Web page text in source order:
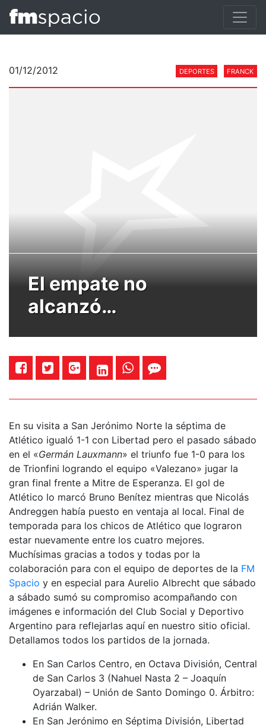
01/12/2012 DEPORTES FRANCK
El empate no
alcanzó…
En su visita a San Jerónimo Norte la séptima de
Atlético igualó 1-1 con Libertad pero el pasado sábado
en el «Germán Lauxmann» el triunfo fue 1-0 para los
de Trionfini logrando el equipo «Valezano» jugar la
gran final frente a Mitre de Esperanza. El gol de
Atlético lo marcó Bruno Benítez mientras que Nicolás
Andreggen había puesto en ventaja al local. Final de
temporada para los chicos de Atlético que lograron
estar nuevamente entre los cuatro mejores.
Muchísimas gracias a todos y todas por la
colaboración para con el equipo de deportes de la FM
Spacio y en especial para Aurelio Albrecht que sábado
a sábado sumó su compromiso acompañando con
imágenes e información del Club Social y Deportivo
Argentino para reflejarlas aquí en nuestro sitio oficial.
Detallamos todos los partidos de la jornada.
En San Carlos Centro, en Octava División, Central
de San Carlos 3 (Nahuel Nasta 2 – Joaquín
Oyarzabal) – Unión de Santo Domingo 0. Árbitro:
Adrián Walker.
En San Jerónimo en Séptima División, Libertad